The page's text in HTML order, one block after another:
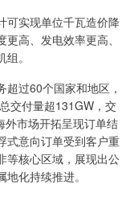
可实现单位千瓦造价降
高、发电效率更高、
。
过60个国家和地区，
交付量超131GW，交
外市场开拓呈现订单结
式意向订单受到客户重
等核心区域，展现出公
化持续推进。